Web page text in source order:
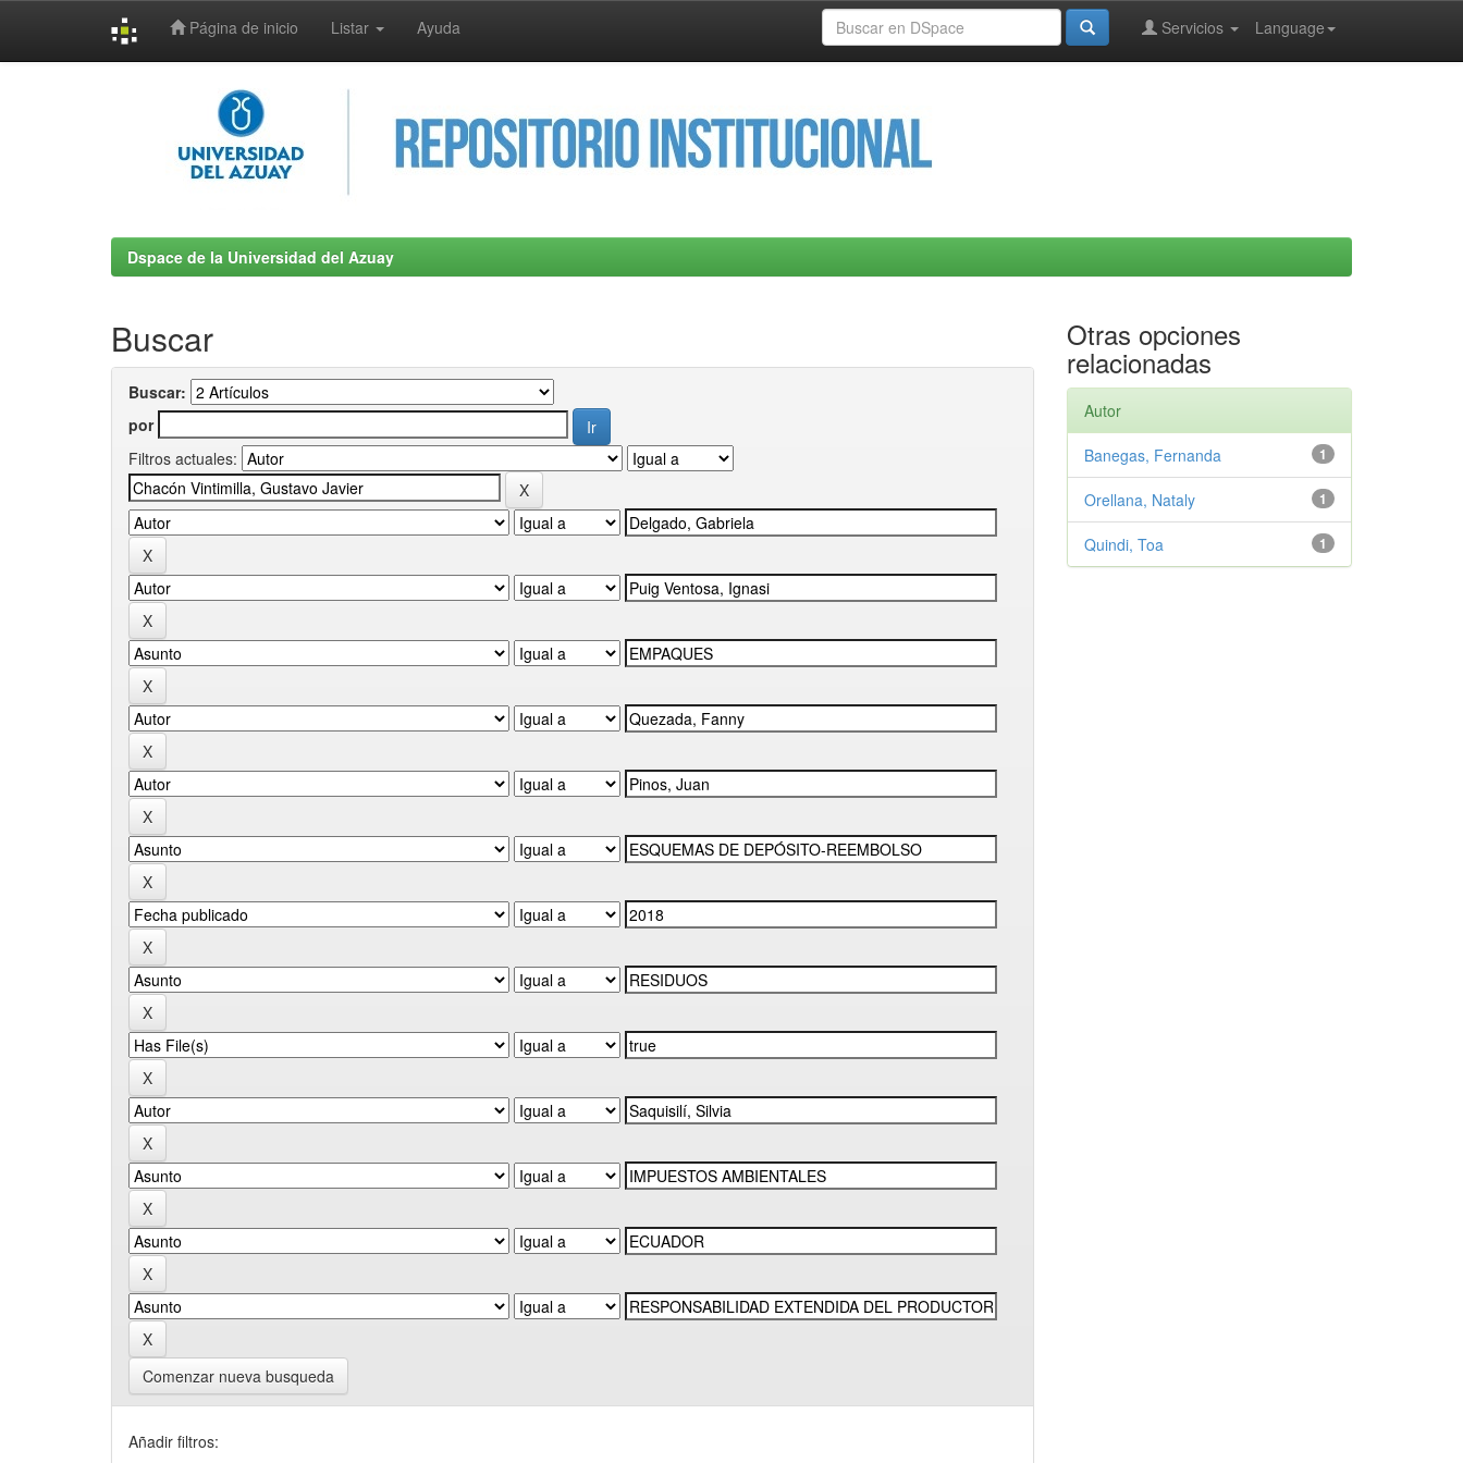
Página de inicio Listar Ayuda Language
Servicios
Dspace de la Universidad del Azuay
Buscar
Buscar:
por
Filtros actuales:
Comenzar nueva busqueda
Añadir filtros:
Otras opciones
relacionadas
Autor
1
Banegas, Fernanda
1
Orellana, Nataly
1
Quindi, Toa